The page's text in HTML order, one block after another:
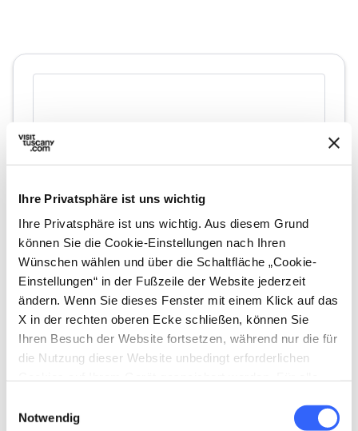
Ihre Privatsphäre ist uns wichtig
Ihre Privatsphäre ist uns wichtig. Aus diesem Grund
können Sie die Cookie-Einstellungen nach Ihren
Wünschen wählen und über die Schaltfläche „Cookie-
Einstellungen“ in der Fußzeile der Website jederzeit
ändern. Wenn Sie dieses Fenster mit einem Klick auf das
X in der rechten oberen Ecke schließen, können Sie
Ihren Besuch der Website fortsetzen, während nur die für
die Nutzung dieser Website unbedingt erforderlichen
Zustimmung.
Notwendig
directions Wegbeschreibung
Hinweise
home Wo
Piazza Lazzeri, 5, 52041 Civitella in Val di